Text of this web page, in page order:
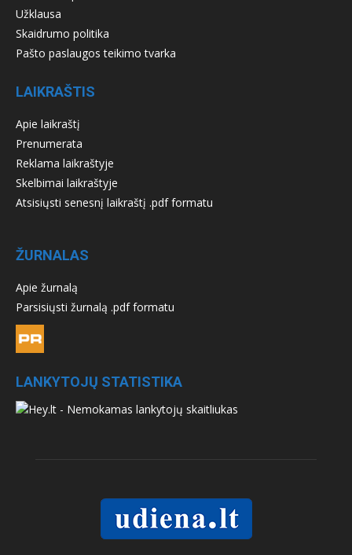
Užklausa
Skaidrumo politika
Pašto paslaugos teikimo tvarka
LAIKRAŠTIS
Apie laikraštį
Prenumerata
Reklama laikraštyje
Skelbimai laikraštyje
Atsisiųsti senesnį laikraštį .pdf formatu
ŽURNALAS
Apie žurnalą
Parsisiųsti žurnalą .pdf formatu
LANKYTOJŲ STATISTIKA